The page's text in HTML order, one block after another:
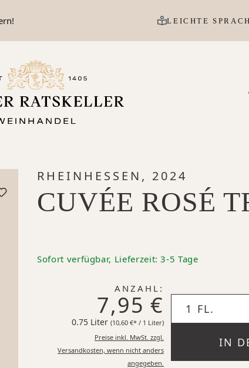
LEICHTE
RHEINHESSEN, 2024
CUVÉE ROSÉ
Sofort verfügbar, Lieferzeit: 3-5 Tage
ANZAHL:
7,95 €
0.75 Liter (10,60 €* / 1 Liter)10,60 €* pro 1 Liter
Preise inkl. MwSt. zzgl.
Versandkosten, wenn nicht anders
angegeben.
IN